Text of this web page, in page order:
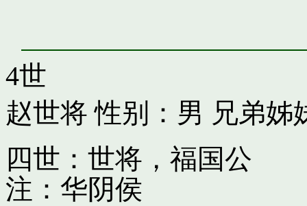
4世
赵世将 性别：男 兄弟姊
四世：世将，福国公
注：华阴侯